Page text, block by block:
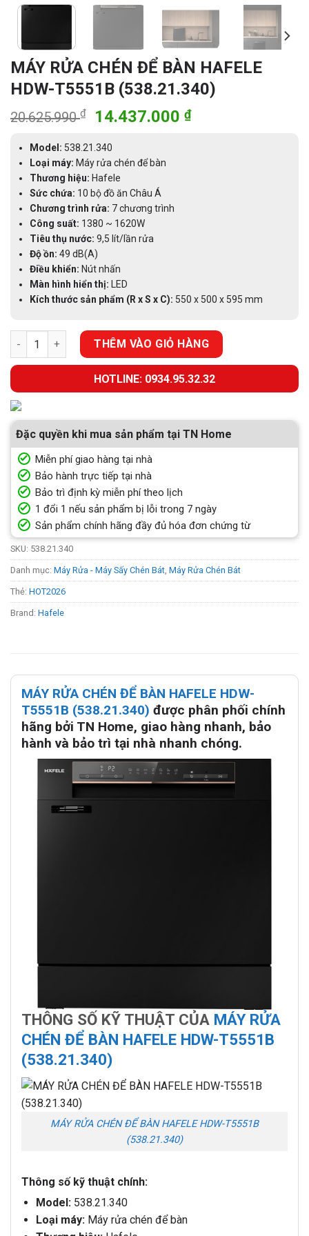
MÁY RỬA CHÉN ĐỂ BÀN HAFELE
HDW-T5551B (538.21.340)
20.625.990₫
Giá
là:
20.625.990 ₫.
14.437.000 ₫Giá
Model: 538.21.340
Loại máy: Máy rửa chén để bàn
Thương hiệu: Hafele
Sức chứa: 10 bộ đồ ăn Châu Á
Chương trình rửa: 7 chương trình
Công suất: 1380 ~ 1620W
Tiêu thụ nước: 9,5 lít/lần rửa
Độ ồn: 49 dB(A)
Điều khiển: Nút nhấn
Màn hình hiển thị: LED
Kích thước sản phẩm (R x S x C): 550 x 500 x 595 mm
MÁY RỬA CHÉN ĐỂ BÀN HAFELE HDW-T5551B (538.21.340) số
THÊM VÀO GIỎ HÀNG
HOTLINE: 0934.95.32.32
Đặc quyền khi mua sản phẩm tại TN Home
Miễn phí giao hàng tại nhà
Bảo hành trực tiếp tại nhà
Bảo trì định kỳ miễn phí theo lịch
1 đổi 1 nếu sản phẩm bị lỗi trong 7 ngày
Sản phẩm chính hãng đầy đủ hóa đơn chứng từ
SKU: 538.21.340
Danh mục: Máy Rửa - Máy Sấy Chén Bát, Máy Rửa Chén Bát
Thẻ: HOT2026
Brand: Hafele
MÁY RỬA CHÉN ĐỂ BÀN HAFELE HDW-
T5551B (538.21.340) được phân phối chính
hãng bởi TN Home, giao hàng nhanh, bảo
hành và bảo trì tại nhà nhanh chóng.
THÔNG SỐ KỸ THUẬT CỦA MÁY RỬA
CHÉN ĐỂ BÀN HAFELE HDW-T5551B
(538.21.340)
MÁY RỬA CHÉN ĐỂ BÀN HAFELE HDW-T5551B
(538.21.340)
Thông số kỹ thuật chính:
Model:538.21.340
Loại máy:Máy rửa chén để bàn